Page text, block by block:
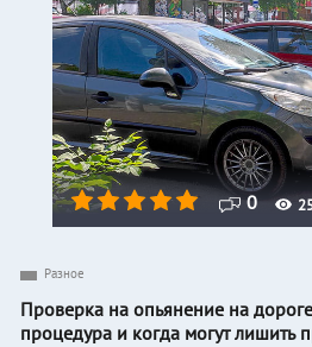
0
Разное
Проверка на опьянение на
процедура и когда могут лишить